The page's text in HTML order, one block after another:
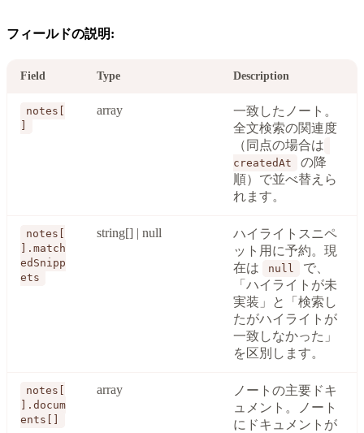
フィールドの説明:
Field Type Description
notes[
array
一致したノート。
全文検索の関連度
（同点の場合は
createdAt
の降
順）で並べ替えら
れます。
notes[
].match
edSnipp
ets
string[] | null
ハイライトスニペ
ット用に予約。現
在は
null
で、
「ハイライトが未
実装」と「検索し
たがハイライトが
一致しなかった」
を区別します。
notes[
].docum
ents[]
array
ノートの主要ドキ
ュメント。ノート
にドキュメントが